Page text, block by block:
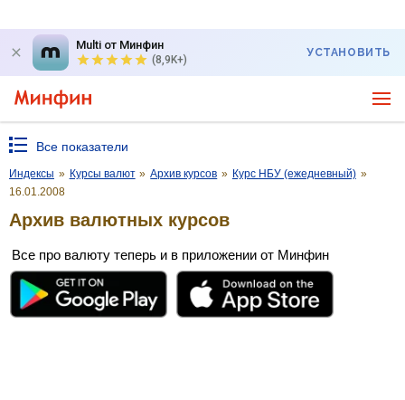
Multi от Минфин
(8,9K+)
УСТАНОВИТЬ
Все показатели
Индексы » Курсы валют » Архив курсов » Курс НБУ (ежедневный) »
16.01.2008
Архив валютных курсов
Все про валюту теперь и в приложении от Минфин